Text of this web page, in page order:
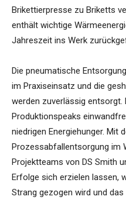
Brikettierpresse zu Briketts
enthält wichtige
Jahreszeit ins Werk
Die pneumatische
im Praxiseinsatz und die
werden zuverlässig entsorgt.
Produktionspeaks
niedrigen Energiehunger. Mit
Prozessabfallentsorgung im
Projektteams von DS Smith
Erfolge sich erzielen lassen,
Strang gezogen wird und